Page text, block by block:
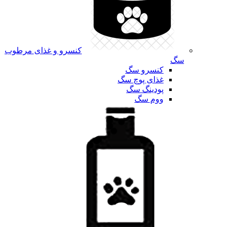
کنسرو و غذای مرطوب
سگ
کنسرو سگ
غذای پوچ سگ
پودینگ سگ
ووم سگ